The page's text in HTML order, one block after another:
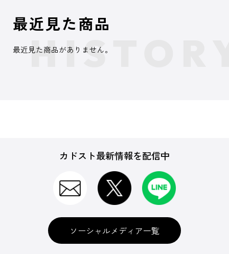
最近見た商品
最近見た商品がありません。
カドスト最新情報を配信中
ソーシャルメディア一覧